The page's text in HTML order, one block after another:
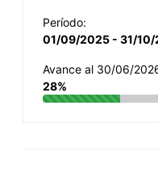
Período:
01/09/2025 - 31/
Avance al 30/06/
28%